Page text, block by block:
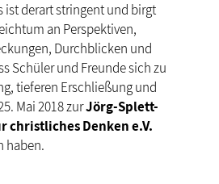
ist derart stringent und birgt
an Perspektiven,
Durchblicken und
Schüler und Freunde sich zu
tieferen Erschließung und
Mai 2018 zurJörg-Splett-
christliches Denken e.V.
haben.